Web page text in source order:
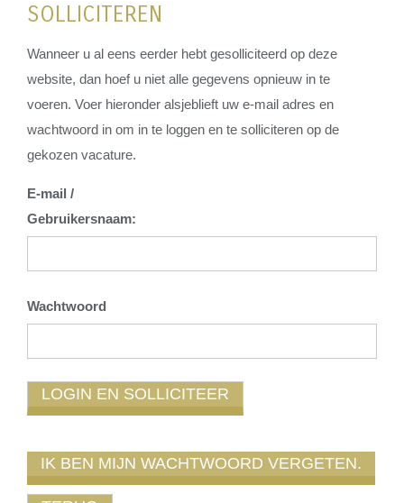
SOLLICITEREN
Wanneer u al eens eerder hebt gesolliciteerd op deze
website, dan hoef u niet alle gegevens opnieuw in te
voeren. Voer hieronder alsjeblieft uw e-mail adres en
wachtwoord in om in te loggen en te solliciteren op de
gekozen vacature.
E-mail /
Gebruikersnaam:
Wachtwoord
IK BEN MIJN WACHTWOORD VERGETEN.